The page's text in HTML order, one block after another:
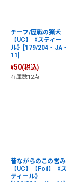
チーフ/歴戦の猟犬
【UC】《スティー
ル》[179/204・JA・
11]
¥50(税込)
在庫数12点
昔ながらのこの営み
【UC】【Foil】《ス
ティール》